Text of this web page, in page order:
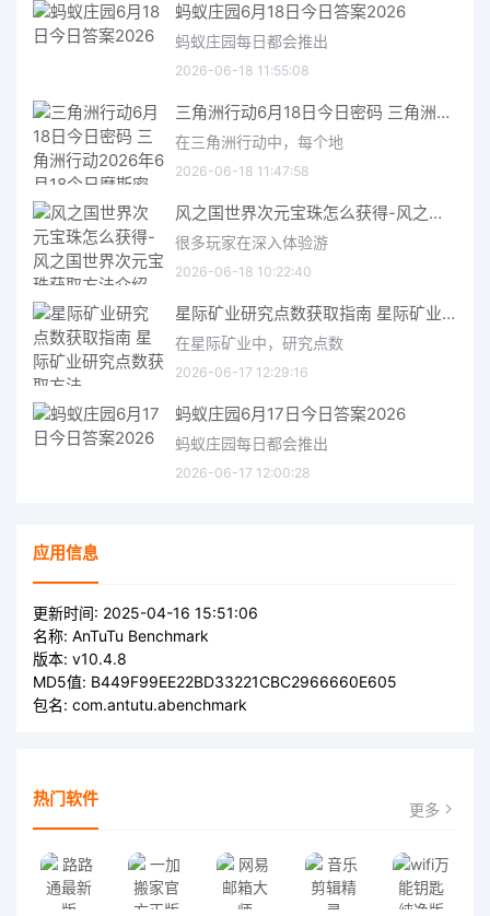
蚂蚁庄园6月18日今日答案2026
蚂蚁庄园每日都会推出
2026-06-18 11:55:08
三角洲行动6月18日今日密码 三角洲行动2026年6月18今日摩斯密码分享
在三角洲行动中，每个地
2026-06-18 11:47:58
风之国世界次元宝珠怎么获得-风之国世界次元宝珠获取方法介绍
很多玩家在深入体验游
2026-06-18 10:22:40
星际矿业研究点数获取指南 星际矿业研究点数获取方法
在星际矿业中，研究点数
2026-06-17 12:29:16
蚂蚁庄园6月17日今日答案2026
蚂蚁庄园每日都会推出
2026-06-17 12:00:28
应用信息
更新时间: 2025-04-16 15:51:06
名称: AnTuTu Benchmark
版本: v10.4.8
MD5值: B449F99EE22BD33221CBC2966660E605
包名: com.antutu.abenchmark
热门软件 更多